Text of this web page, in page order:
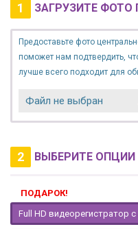
1 ЗАГРУЗИТЕ ФОТО
Предоставьте фото
поможет нам подтвердить,
лучше всего подходит для
Файл не выбран
2 ВЫБЕРИТЕ ОПЦИИ
ПОДАРОК!
Full HD видеорегистратор с